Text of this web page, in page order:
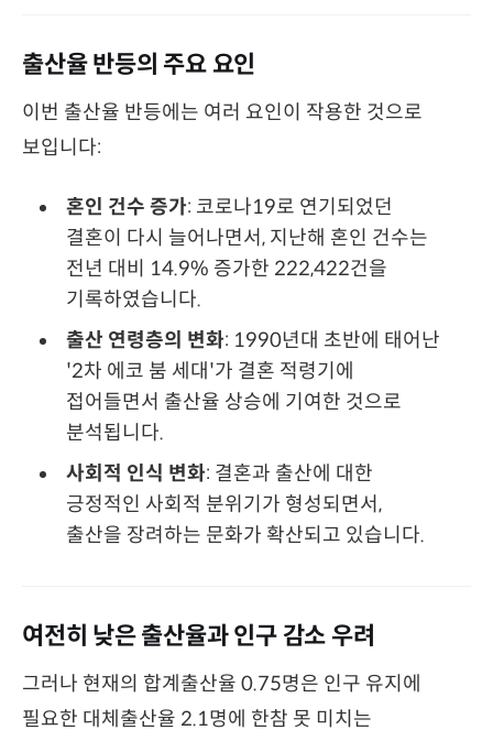
출산율 반등의 주요 요인
이번 출산율 반등에는 여러 요인이 작용한 것으로
보입니다:
혼인 건수 증가: 코로나19로 연기되었던
결혼이 다시 늘어나면서, 지난해 혼인 건수는
전년 대비 14.9% 증가한 222,422건을
기록하였습니다. ​
출산 연령층의 변화: 1990년대 초반에 태어난
'2차 에코 붐 세대'가 결혼 적령기에
접어들면서 출산율 상승에 기여한 것으로
분석됩니다.
사회적 인식 변화: 결혼과 출산에 대한
긍정적인 사회적 분위기가 형성되면서,
출산을 장려하는 문화가 확산되고 있습니다. ​
여전히 낮은 출산율과 인구 감소 우려
그러나 현재의 합계출산율 0.75명은 인구 유지에
필요한 대체출산율 2.1명에 한참 못 미치는